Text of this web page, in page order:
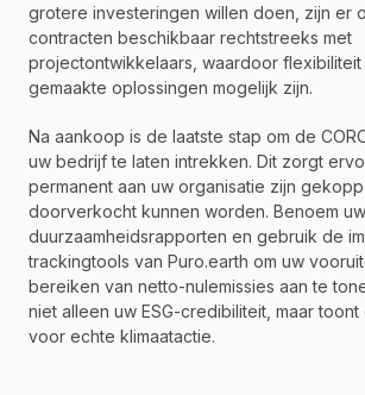
grotere investeringen willen doen, zijn er
contracten beschikbaar rechtstreeks met
projectontwikkelaars, waardoor flexibiliteit
gemaakte oplossingen mogelijk zijn.
Na aankoop is de laatste stap om de
uw bedrijf te laten intrekken. Dit zorgt
permanent aan uw organisatie zijn
doorverkocht kunnen worden. Benoem
duurzaamheidsrapporten en gebruik de
trackingtools van Puro.earth om uw
bereiken van netto-nulemissies aan te
niet alleen uw ESG-credibiliteit, maar
voor echte klimaatactie.